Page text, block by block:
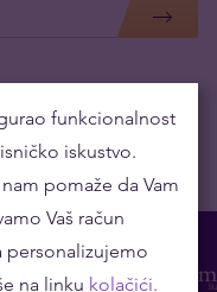
funkcionalnost
iskustvo.
pomaže da Vam
Vaš račun
personalizujemo
na linku kolačići.